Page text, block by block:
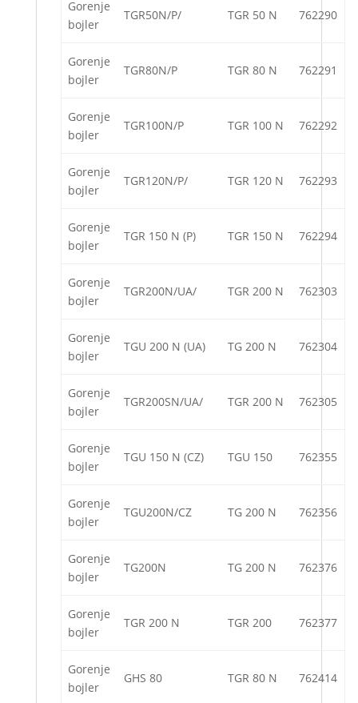
Gorenje
bojler
TGR50N/P/ TGR 50 N 762290
Gorenje
bojler
TGR80N/P TGR 80 N 762291
Gorenje
bojler
TGR100N/P TGR 100 N 762292
Gorenje
bojler
TGR120N/P/ TGR 120 N 762293
Gorenje
bojler
TGR 150 N (P) TGR 150 N 762294
Gorenje
bojler
TGR200N/UA/ TGR 200 N 762303
Gorenje
bojler
TGU 200 N (UA) TG 200 N 762304
Gorenje
bojler
TGR200SN/UA/ TGR 200 N 762305
Gorenje
bojler
TGU 150 N (CZ) TGU 150 762355
Gorenje
bojler
TGU200N/CZ TG 200 N 762356
Gorenje
bojler
TG200N TG 200 N 762376
Gorenje
bojler
TGR 200 N TGR 200 762377
Gorenje
bojler
GHS 80 TGR 80 N 762414